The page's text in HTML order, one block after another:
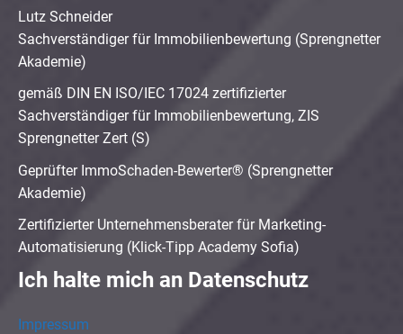
Lutz Schneider
Sachverständiger für Immobilienbewertung (Sprengnetter
Akademie)
gemäß DIN EN ISO/IEC 17024 zertifizierter
Sachverständiger für Immobilienbewertung, ZIS
Sprengnetter Zert (S)
Geprüfter ImmoSchaden-Bewerter® (Sprengnetter
Akademie)
Zertifizierter Unternehmensberater für Marketing-
Automatisierung (Klick-Tipp Academy Sofia)
Ich halte mich an Datenschutz
Impressum